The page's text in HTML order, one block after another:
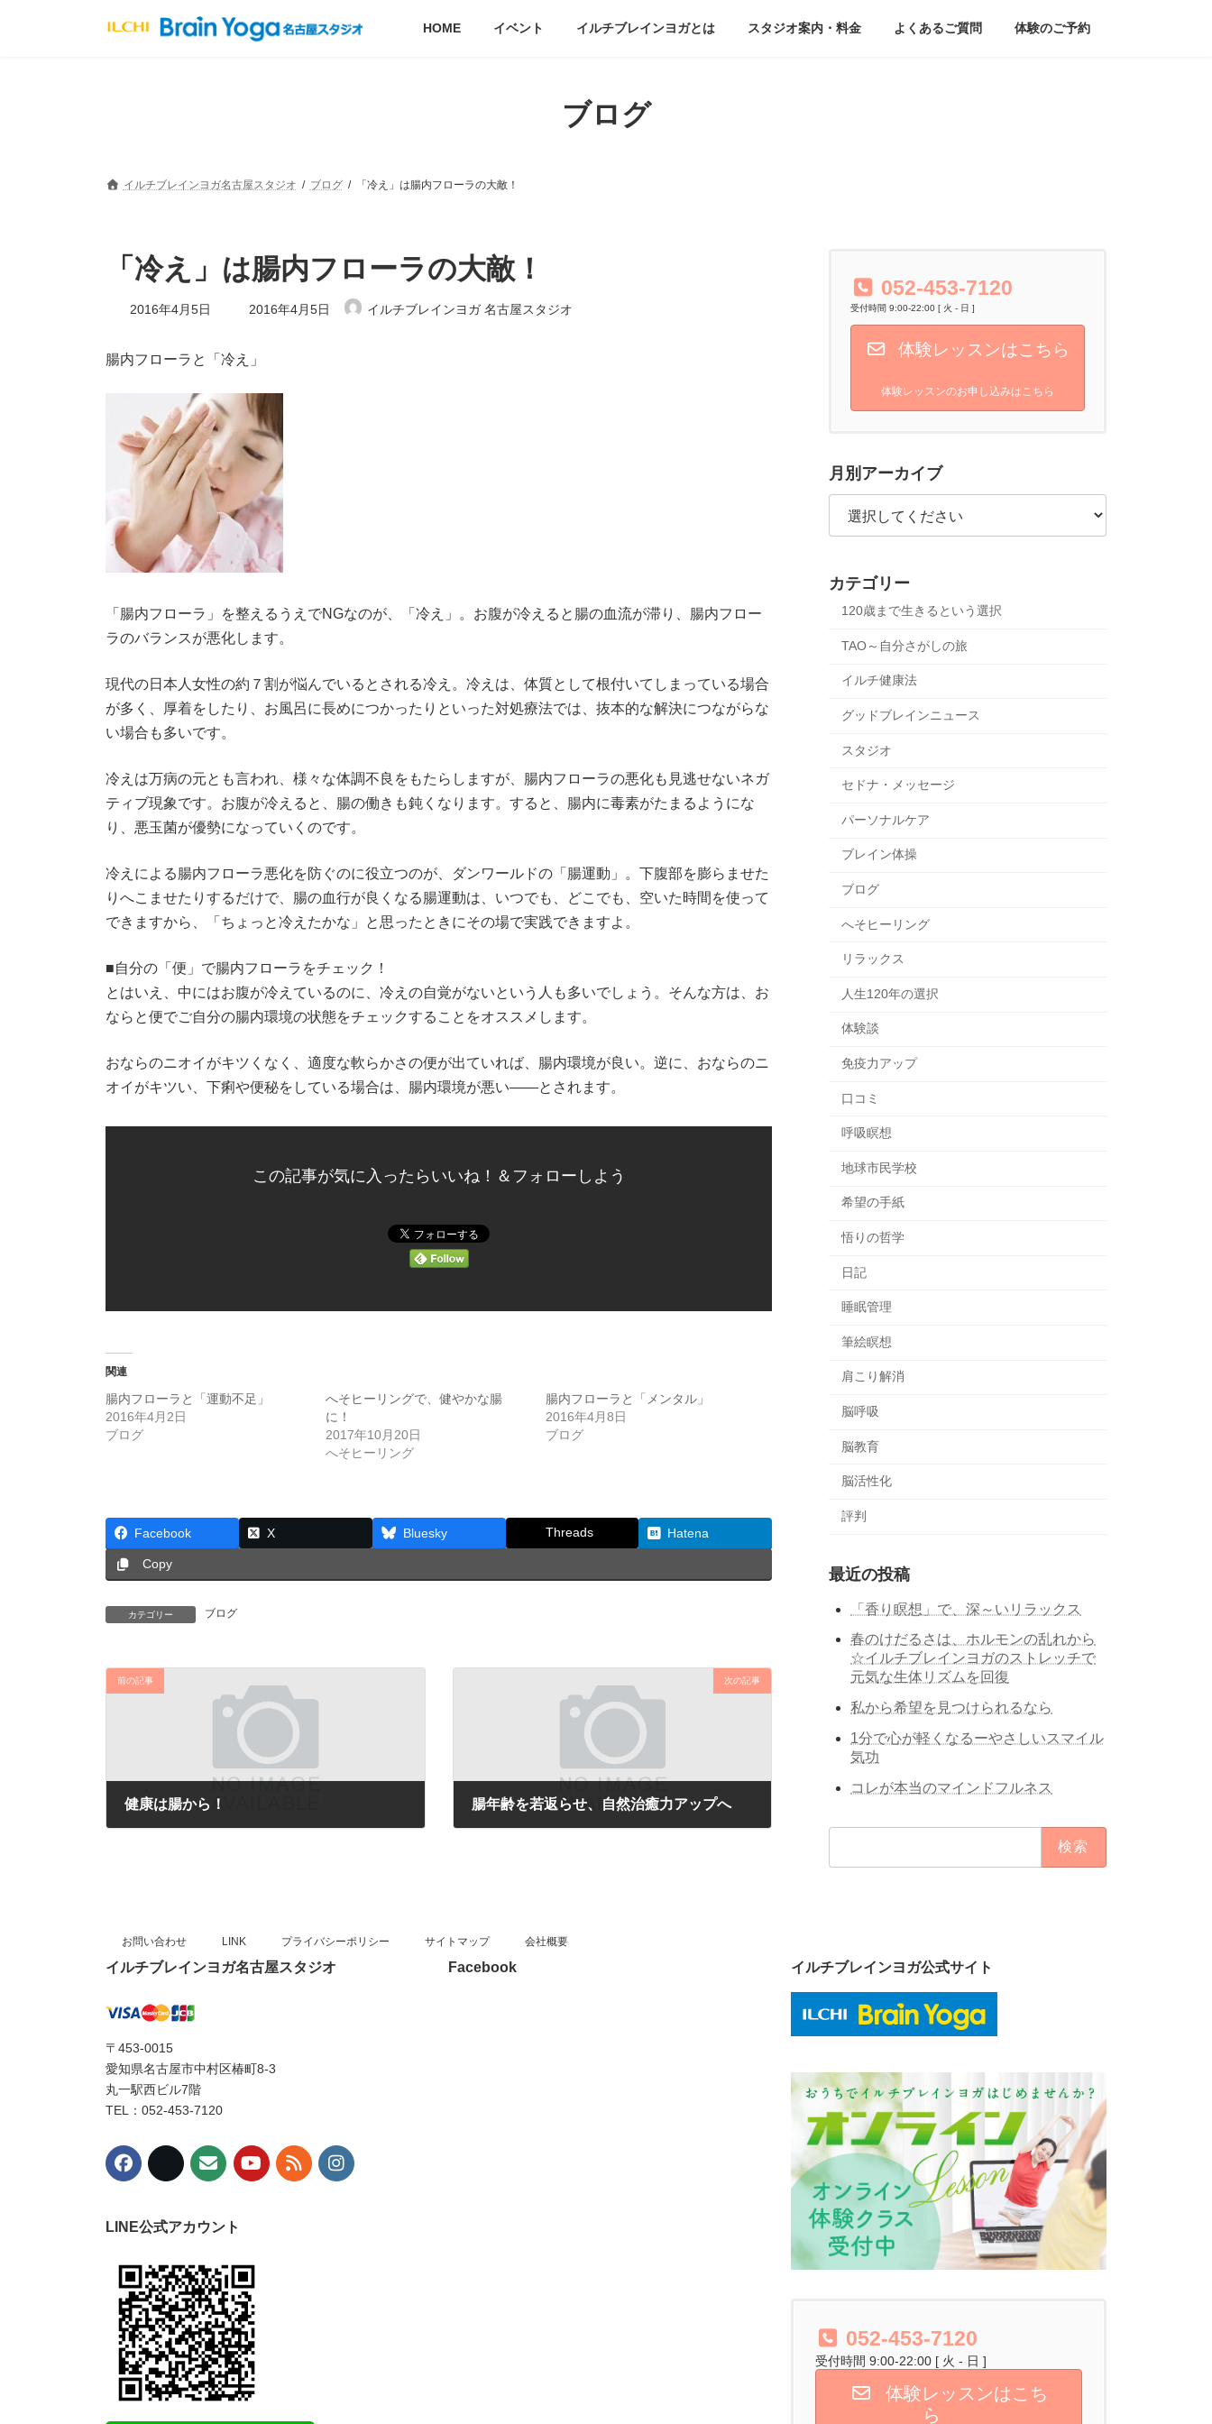
HOME イベント イルチブレインヨガとは スタジオ案内・料金 よくあるご質問 体験のご予約
ブログ
イルチブレインヨガ名古屋スタジオ ブログ 「冷え」は腸内フローラの大敵！
「冷え」は腸内フローラの大敵！
2016年4月5日
最
終
日
:
2016年4月5日 イルチブレインヨガ 名古屋スタジオ
腸内フローラと「冷え」
「腸内フローラ」を整えるうえでNGなのが、「冷え」。お腹が冷えると腸の血流が滞り、腸内フロー
ラのバランスが悪化します。
現代の日本人女性の約７割が悩んでいるとされる冷え。冷えは、体質として根付いてしまっている場合
が多く、厚着をしたり、お風呂に長めにつかったりといった対処療法では、抜本的な解決につながらな
い場合も多いです。
冷えは万病の元とも言われ、様々な体調不良をもたらしますが、腸内フローラの悪化も見逃せないネガ
ティブ現象です。お腹が冷えると、腸の働きも鈍くなります。すると、腸内に毒素がたまるようにな
り、悪玉菌が優勢になっていくのです。
冷えによる腸内フローラ悪化を防ぐのに役立つのが、ダンワールドの「腸運動」。下腹部を膨らませた
りへこませたりするだけで、腸の血行が良くなる腸運動は、いつでも、どこでも、空いた時間を使って
できますから、「ちょっと冷えたかな」と思ったときにその場で実践できますよ。
■自分の「便」で腸内フローラをチェック！
とはいえ、中にはお腹が冷えているのに、冷えの自覚がないという人も多いでしょう。そんな方は、お
ならと便でご自分の腸内環境の状態をチェックすることをオススメします。
おならのニオイがキツくなく、適度な軟らかさの便が出ていれば、腸内環境が良い。逆に、おならのニ
オイがキツい、下痢や便秘をしている場合は、腸内環境が悪い――とされます。
この記事が気に入ったらいいね！＆フォローしよう
関連
腸内フローラと「運動不足」
2016年4月2日
ブログ
へそヒーリングで、健やかな腸
に！
2017年10月20日
へそヒーリング
腸内フローラと「メンタル」
2016年4月8日
ブログ
Facebook X Bluesky Threads Hatena
Copy
カテゴリー ブログ
前の記事
健康は腸から！
次の記事
腸年齢を若返らせ、自然治癒力アップへ
052-453-7120
受付時間 9:00-22:00 [ 火 - 日 ]
体験レッスンはこちら
体験レッスンのお申し込みはこちら
月別アーカイブ
カテゴリー
120歳まで生きるという選択
TAO～自分さがしの旅
イルチ健康法
グッドブレインニュース
スタジオ
セドナ・メッセージ
パーソナルケア
ブレイン体操
ブログ
へそヒーリング
リラックス
人生120年の選択
体験談
免疫力アップ
口コミ
呼吸瞑想
地球市民学校
希望の手紙
悟りの哲学
日記
睡眠管理
筆絵瞑想
肩こり解消
脳呼吸
脳教育
脳活性化
評判
最近の投稿
「香り瞑想」で、深～いリラックス
春のけだるさは、ホルモンの乱れから
☆イルチブレインヨガのストレッチで
元気な生体リズムを回復
私から希望を見つけられるなら
1分で心が軽くなるーやさしいスマイル
気功
コレが本当のマインドフルネス
お問い合わせ LINK プライバシーポリシー サイトマップ 会社概要
イルチブレインヨガ名古屋スタジオ
〒453-0015
愛知県名古屋市中村区椿町8-3
丸一駅西ビル7階
TEL：052-453-7120
LINE公式アカウント
Facebook イルチブレインヨガ公式サイト
052-453-7120
受付時間 9:00-22:00 [ 火 - 日 ]
体験レッスンはこち
ら